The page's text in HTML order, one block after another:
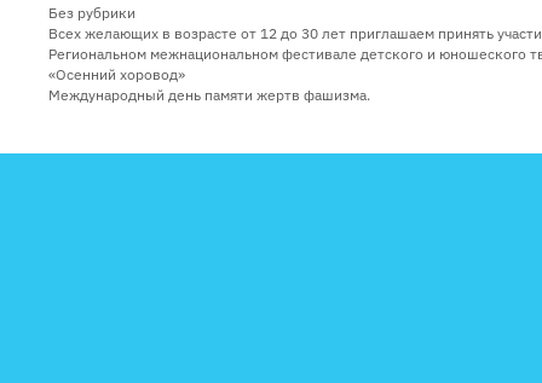
Рубрики
Без рубрики
Всех желающих в возрасте от 12 до 30 лет приглашаем принять
Региональном межнациональном фестивале детского и юношеского
«Осенний хоровод»
Международный день памяти жертв фашизма.